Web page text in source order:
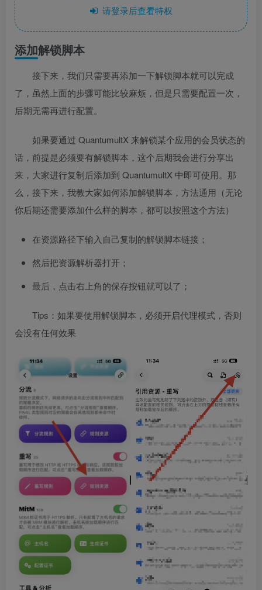
请登录后查看特权
添加解锁脚本
接下来，我们只需要再添加一下解锁脚本就可以完成
了，虽然上面的步骤可能比较麻烦，但是只需要配置一次，
后期无需再进行配置。
如果要通过 QuantumultX 来解锁某个应用的会员状态的
话，前提是必须要有解锁脚本，这个后期我会进行分享出
来，大家进行复制后添加到 QuantumultX 中即可使用。那
么，接下来，我教大家如何添加解锁脚本，方法通用（无论
你后期还需要添加什么样的脚本，都可以按照这个方法）
在资源路径下输入自己复制的解锁脚本链接；
然后把资源解析器打开；
最后，点击右上角的保存按钮就可以了；
Tips：如果要使用解锁脚本，必须开启代理模式，否则
会没有任何效果